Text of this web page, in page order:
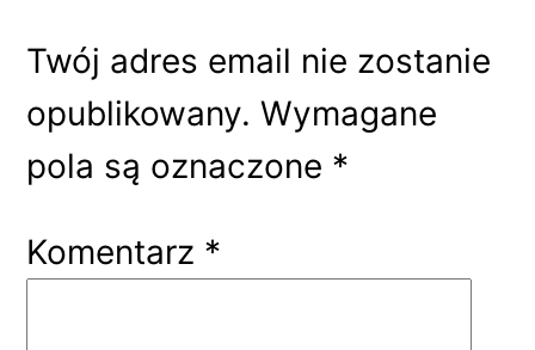
Twój adres email nie zostanie
opublikowany. Wymagane
pola są oznaczone *
Komentarz *